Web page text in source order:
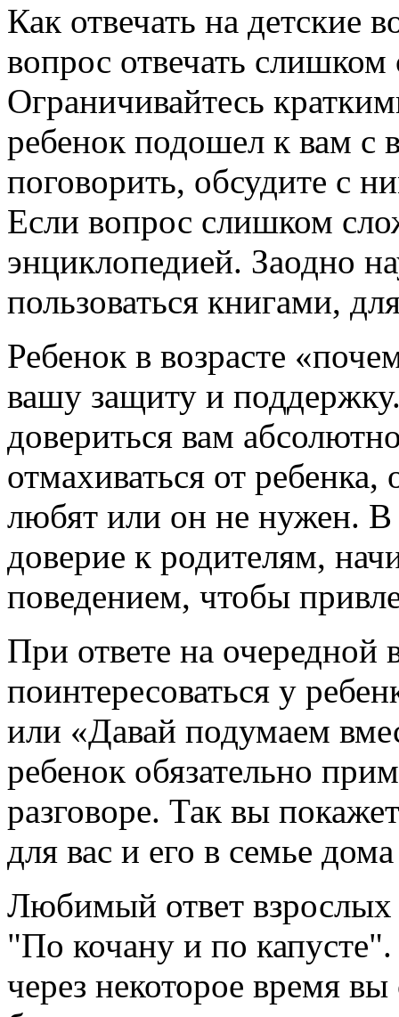
Как отвечать на детские
вопрос отвечать
Ограничивайтесь
ребенок подошел к вам с
поговорить, обсудите с
Если вопрос слишком
энциклопедией. Заодно
пользоваться книгами,
Ребенок в возрасте
вашу защиту и
довериться вам
отмахиваться от
любят или он не нужен. В
доверие к родителям,
поведением, чтобы
При ответе на очередной
поинтересоваться у
или «Давай подумаем
ребенок обязательно
разговоре. Так вы
для вас и его в семье
Любимый ответ взрослых
"По кочану и по капусте".
через некоторое время